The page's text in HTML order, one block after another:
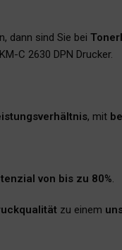
dann sind Sie bei
C 2630 DPN Drucker.
, mit
von bis zu 80%.
zu einem